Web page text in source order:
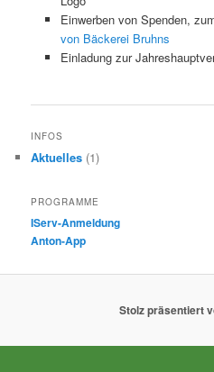
Einwerben von Spenden,
von Bäckerei Bruhns
Einladung zur
INFOS
Aktuelles (1)
PROGRAMME
IServ-Anmeldung
Anton-App
Stolz präsentiert